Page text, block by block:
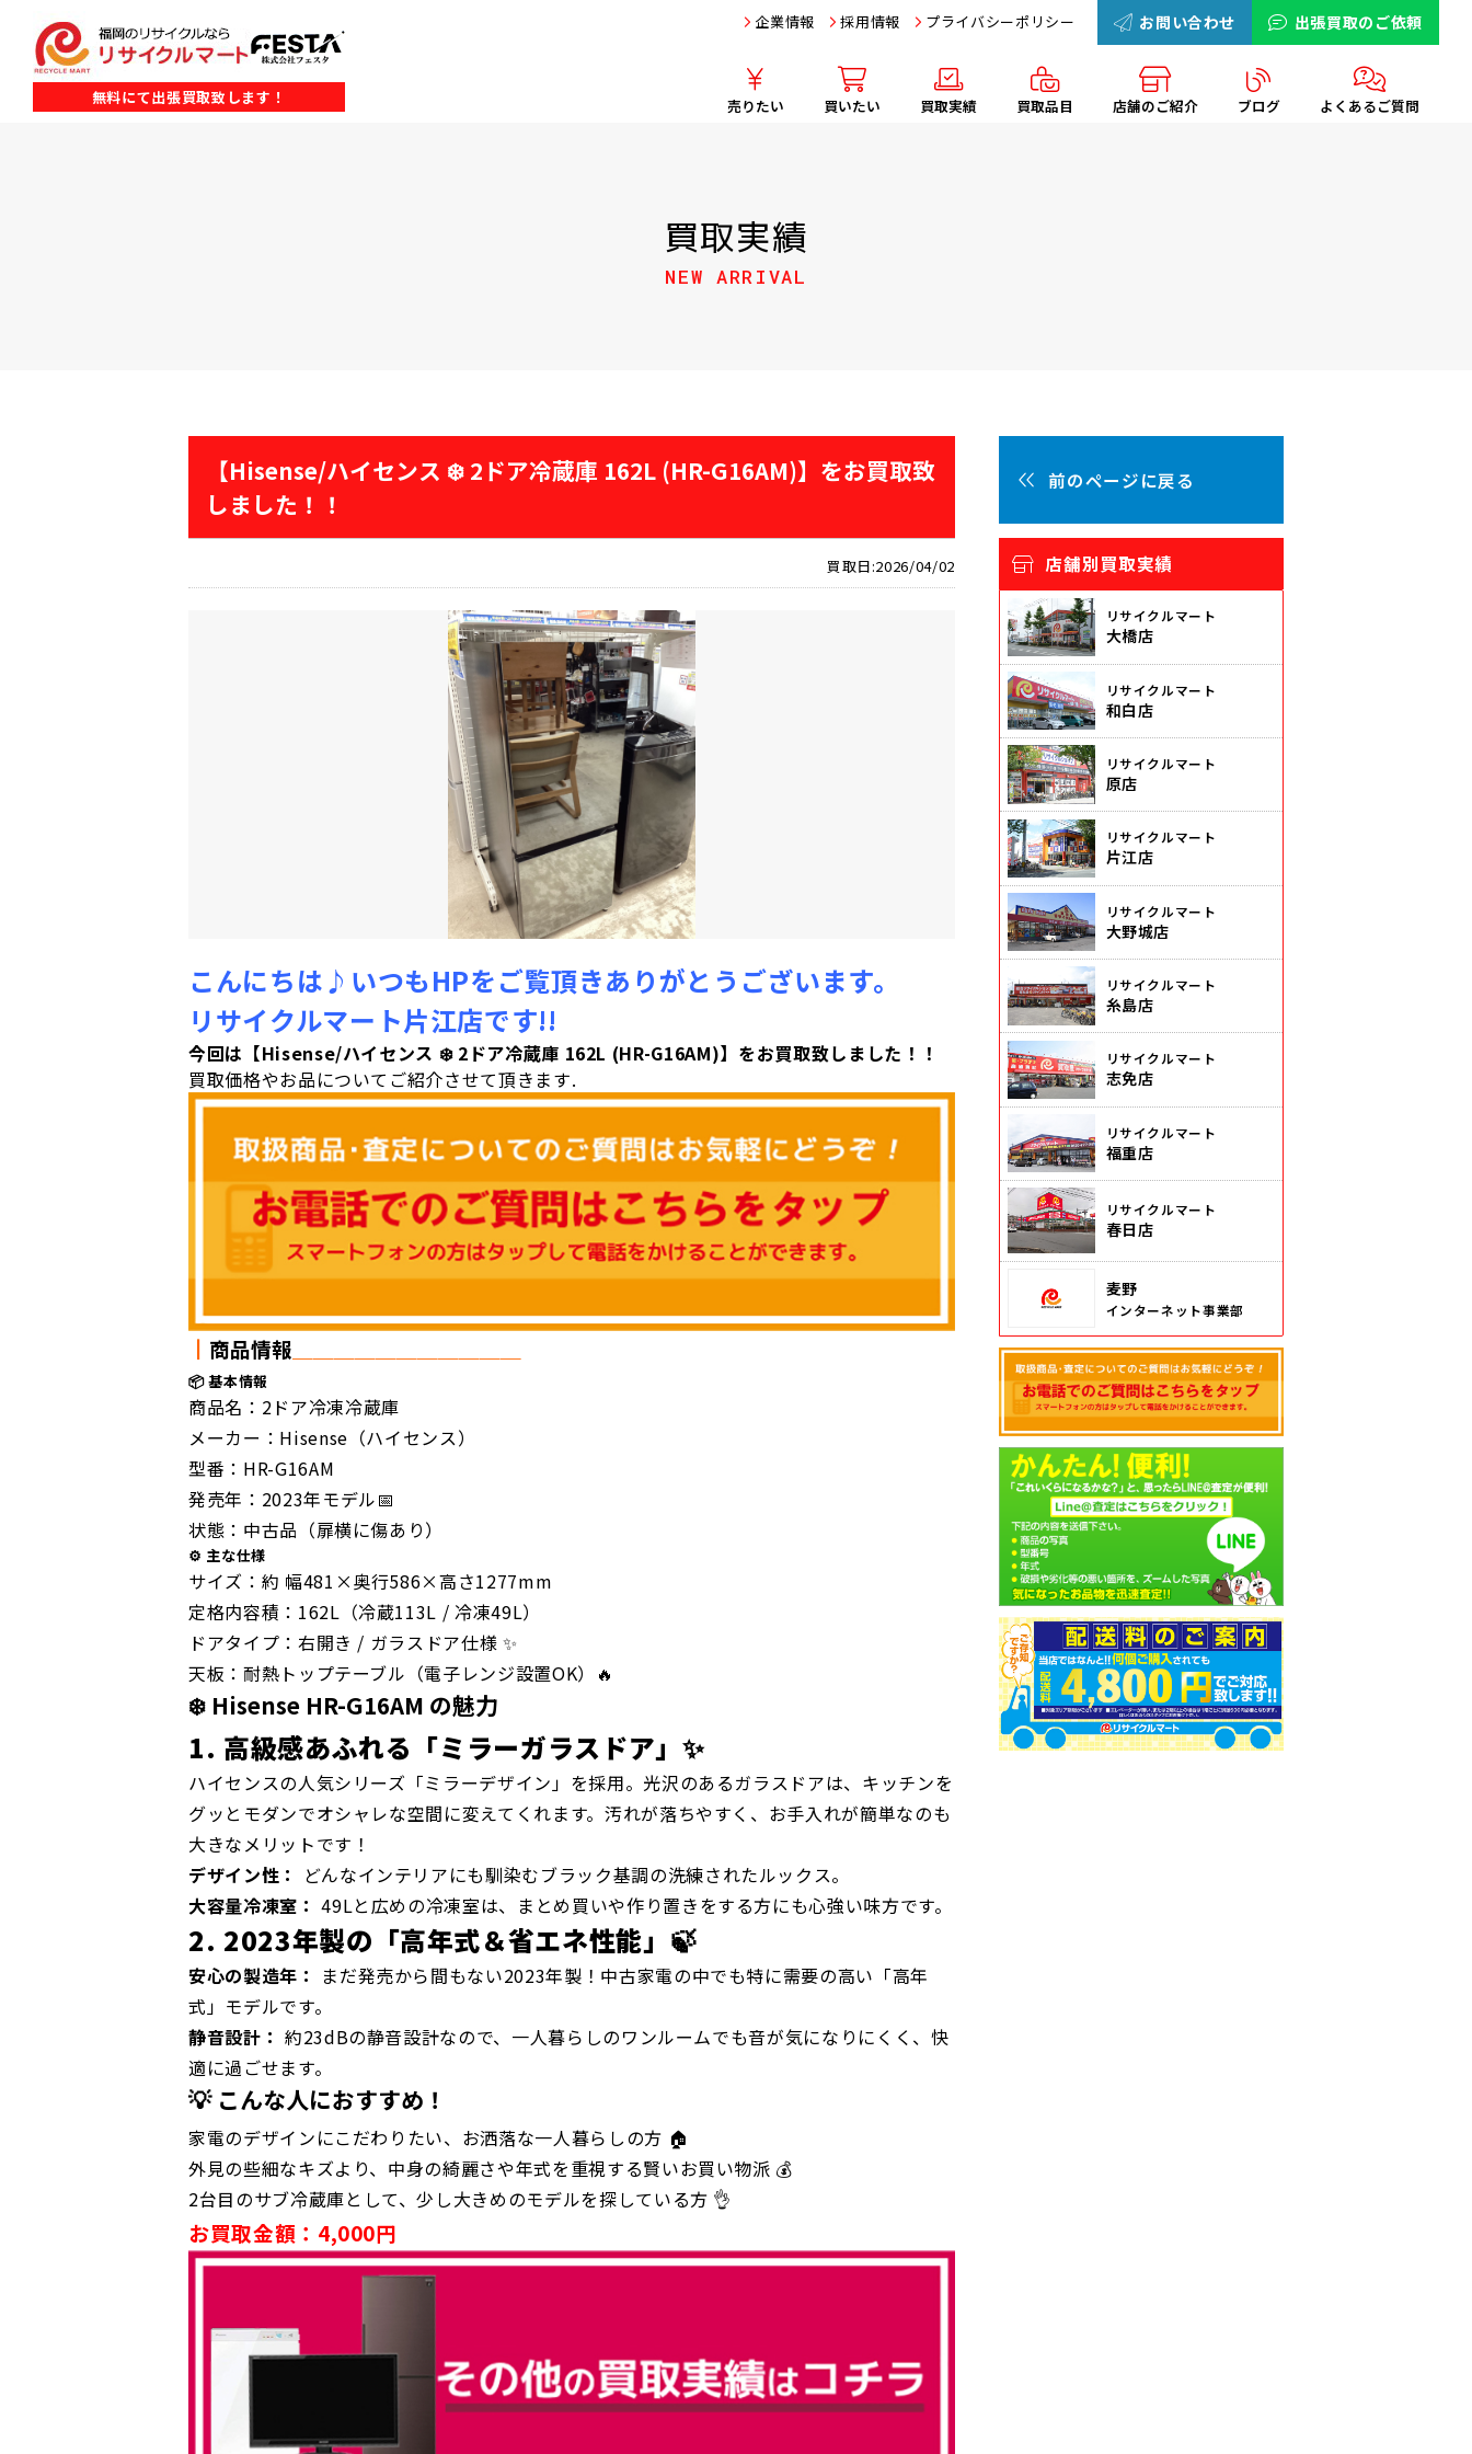
無料にて出張買取致します！
お問い合わせ 出張買取のご依頼
企業情報 採用情報 プライバシーポリシー
売りたい 買いたい 買取実績 買取品目 店舗のご紹介 ブログ よくあるご質問
買取実績
NEW ARRIVAL
【Hisense/ハイセンス ❄️ 2ドア冷蔵庫 162L (HR-G16AM)】をお買取致
しました！！
買取日:2026/04/02
こんにちは♪いつもHPをご覧頂きありがとうございます。
リサイクルマート片江店です!!
今回は【Hisense/ハイセンス ❄️ 2ドア冷蔵庫 162L (HR-G16AM)】をお買取致しました！！
買取価格やお品についてご紹介させて頂きます.
┃ 商品情報
📦 基本情報
商品名：2ドア冷凍冷蔵庫
メーカー：Hisense（ハイセンス）
型番：HR-G16AM
発売年：2023年モデル📅
状態：中古品（扉横に傷あり）
⚙️ 主な仕様
サイズ：約 幅481×奥行586×高さ1277mm
定格内容積：162L（冷蔵113L / 冷凍49L）
ドアタイプ：右開き / ガラスドア仕様 ✨
天板：耐熱トップテーブル（電子レンジ設置OK）🔥
❄️ Hisense HR-G16AM の魅力
1. 高級感あふれる「ミラーガラスドア」✨
ハイセンスの人気シリーズ「ミラーデザイン」を採用。光沢のあるガラスドアは、キッチンを
グッとモダンでオシャレな空間に変えてくれます。汚れが落ちやすく、お手入れが簡単なのも
大きなメリットです！
デザイン性：
どんなインテリアにも馴染むブラック基調の洗練されたルックス。
大容量冷凍室： 49Lと広めの冷凍室は、まとめ買いや作り置きをする方にも心強い味方です。
2. 2023年製の「高年式＆省エネ性能」🍃
安心の製造年：
まだ発売から間もない2023年製！中古家電の中でも特に需要の高い「高年
式」モデルです。
静音設計： 約23dBの静音設計なので、一人暮らしのワンルームでも音が気になりにくく、快
適に過ごせます。
💡 こんな人におすすめ！
家電のデザインにこだわりたい、お洒落な一人暮らしの方 🏠
外見の些細なキズより、中身の綺麗さや年式を重視する賢いお買い物派 💰
2台目のサブ冷蔵庫として、少し大きめのモデルを探している方 👌
お買取金額：4,000円
前のページに戻る
店舗別買取実績
リサイクルマート
大橋店
リサイクルマート
和白店
リサイクルマート
原店
リサイクルマート
片江店
リサイクルマート
大野城店
リサイクルマート
糸島店
リサイクルマート
志免店
リサイクルマート
福重店
リサイクルマート
春日店
麦野
インターネット事業部